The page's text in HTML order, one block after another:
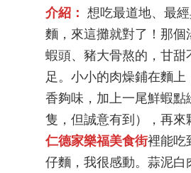
介紹： 想吃最道地、最
麵，來這攤就對了！那個
蝦頭、豬大骨熬的，甘甜
足。小小的肉燥鋪在麵
香夠味，加上一尾鮮蝦點
隻，但誠意有到），再來
仁德家樂福美食街裡能吃
仔麵，我很感動。蒜泥白